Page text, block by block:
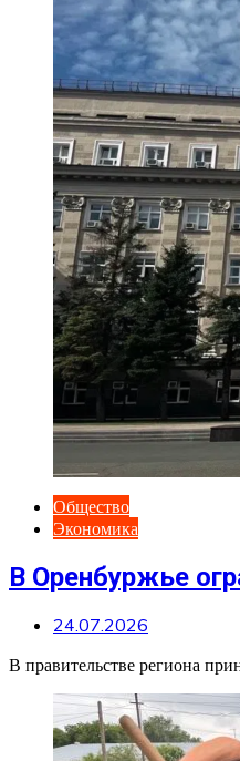
Общество
Экономика
В Оренбуржье
24.07.2026
В правительстве региона